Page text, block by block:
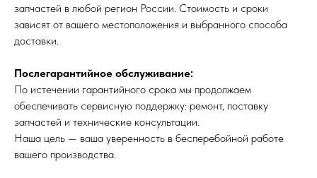
запчастей в любой регион России. Стоимость и сроки
зависят от вашего местоположения и выбранного способа
доставки.
Послегарантийное обслуживание:
По истечении гарантийного срока мы продолжаем
обеспечивать сервисную поддержку: ремонт, поставку
запчастей и технические консультации.
Наша цель — ваша уверенность в бесперебойной работе
вашего производства.